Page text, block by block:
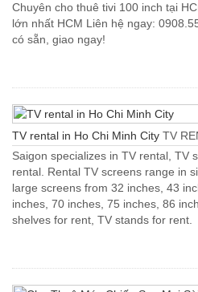
Chuyên cho thuê tivi 100 inch tại
lớn nhất HCM Liên hệ ngay:
có sẵn, giao ngay!
TV rental in Ho Chi Minh City TV
Saigon specializes in TV rental, TV
rental. Rental TV screens range in
large screens from 32 inches, 43
inches, 70 inches, 75 inches, 86
shelves for rent, TV stands for rent.